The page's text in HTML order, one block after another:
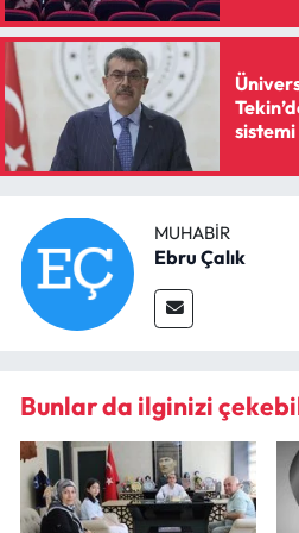
MUHABIR
Ebru Çalık
Bunlar da ilginizi